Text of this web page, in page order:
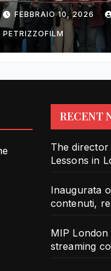
centrotra
relazioni e
FEBBRAIO 10, 2026
PETRIZZOFILM
RECENT
The
Lessons in
Inaugurata
contenuti,
MIP
streaming